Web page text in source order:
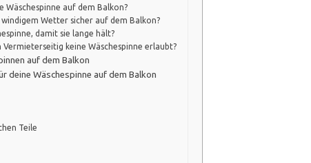
Wäschespinne auf dem Balkon?
windigem Wetter sicher auf dem Balkon?
damit sie lange hält?
Vermieterseitig keine Wäschespinne erlaubt?
auf dem Balkon
deine Wäschespinne auf dem Balkon
Teile